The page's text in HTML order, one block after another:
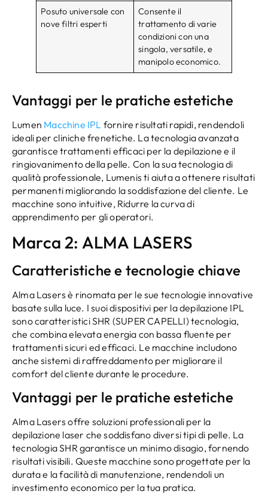
Posuto universale con
nove filtri esperti
Consente il
trattamento di varie
condizioni con una
singola, versatile, e
manipolo economico.
Vantaggi per le pratiche estetiche
Lumen Macchine IPL fornire risultati rapidi, rendendoli
ideali per cliniche frenetiche. La tecnologia avanzata
garantisce trattamenti efficaci per la depilazione e il
ringiovanimento della pelle. Con la sua tecnologia di
qualità professionale, Lumenis ti aiuta a ottenere risultati
permanenti migliorando la soddisfazione del cliente. Le
macchine sono intuitive, Ridurre la curva di
apprendimento per gli operatori.
Marca 2: ALMA LASERS
Caratteristiche e tecnologie chiave
Alma Lasers è rinomata per le sue tecnologie innovative
basate sulla luce. I suoi dispositivi per la depilazione IPL
sono caratteristici SHR (SUPER CAPELLI) tecnologia,
che combina elevata energia con bassa fluente per
trattamenti sicuri ed efficaci. Le macchine includono
anche sistemi di raffreddamento per migliorare il
comfort del cliente durante le procedure.
Vantaggi per le pratiche estetiche
Alma Lasers offre soluzioni professionali per la
depilazione laser che soddisfano diversi tipi di pelle. La
tecnologia SHR garantisce un minimo disagio, fornendo
risultati visibili. Queste macchine sono progettate per la
durata e la facilità di manutenzione, rendendoli un
investimento economico per la tua pratica.